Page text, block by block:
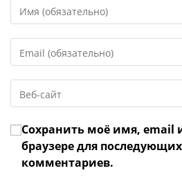
свое
или
имя
чтобы
прокомментировать
свой
адрес,
чтобы
URL
веб-
сайта
(необязательно)
Сохранить моё имя, email
браузере для
комментариев.